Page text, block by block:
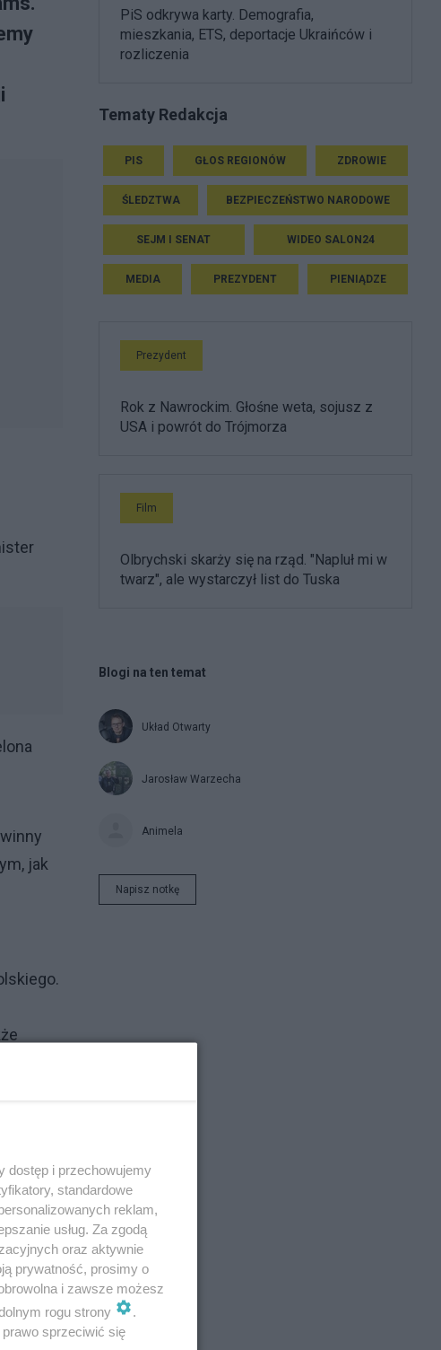
jak
PiS odkrywa karty. Demografia,
mieszkania, ETS, deportacje Ukraińców i
rozliczenia
Tematy Redakcja
PIS GŁOS REGIONÓW ZDROWIE
ŚLEDZTWA BEZPIECZEŃSTWO NARODOWE
SEJM I SENAT WIDEO SALON24
MEDIA PREZYDENT PIENIĄDZE
Prezydent
Rok z Nawrockim. Głośne weta, sojusz z
USA i powrót do Trójmorza
Film
Olbrychski skarży się na rząd. "Napluł mi w
twarz", ale wystarczył list do Tuska
Blogi na ten temat
Układ Otwarty
Jarosław Warzecha
Animela
Napisz notkę
dostęp i przechowujemy
standardowe
reklam,
usług. Za zgodą
oraz aktywnie
prywatność, prosimy o
i zawsze możesz
rogu strony
.
sprzeciwić się